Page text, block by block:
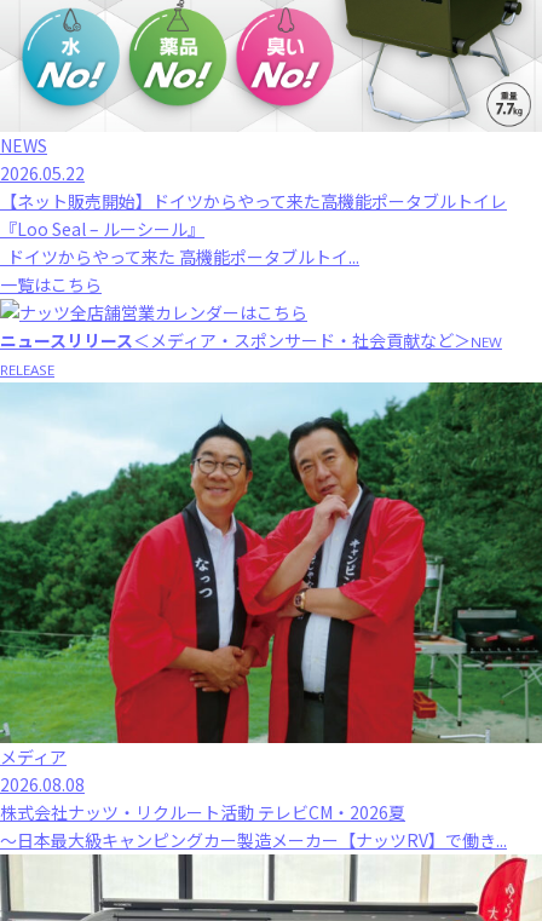
NEWS
2026.05.22
【ネット販売開始】ドイツからやって来た高機能ポータブルトイレ
『Loo Seal – ルーシール』
ドイツからやって来た 高機能ポータブルトイ...
一覧はこちら
ニュースリリース＜メディア・スポンサード・社会貢献など＞NEW
RELEASE
メディア
2026.08.08
株式会社ナッツ・リクルート活動 テレビCM・2026夏
～日本最大級キャンピングカー製造メーカー【ナッツRV】で働き...